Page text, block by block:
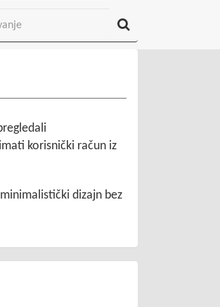
korisnički račun iz
dizajn bez